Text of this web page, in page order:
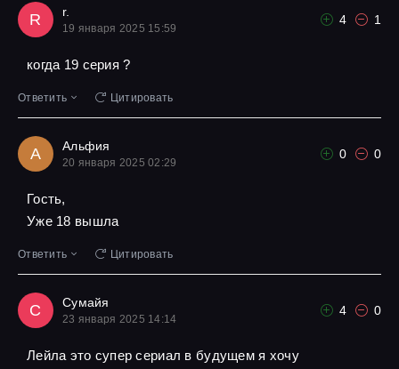
R r.
19 января 2025 15:59
4 1
когда 19 серия ?
Ответить Цитировать
А Альфия
20 января 2025 02:29
0 0
Гость,
Уже 18 вышла
Ответить Цитировать
С Сумайя
23 января 2025 14:14
4 0
Лейла это супер сериал в будущем я хочу